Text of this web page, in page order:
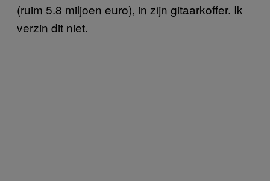
(ruim 5.8 miljoen euro), in zijn gitaarkoffer. Ik
verzin dit niet.